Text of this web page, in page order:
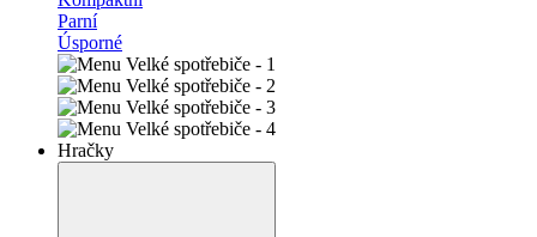
Parní
Úsporné
Hračky